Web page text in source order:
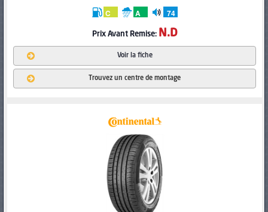
C A
74
db
Prix Avant Remise: N.D
Voir la fiche
Trouvez un centre de montage